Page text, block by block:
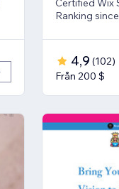
Certified Wix
Ranking
4,9 (102)
Från 200 $